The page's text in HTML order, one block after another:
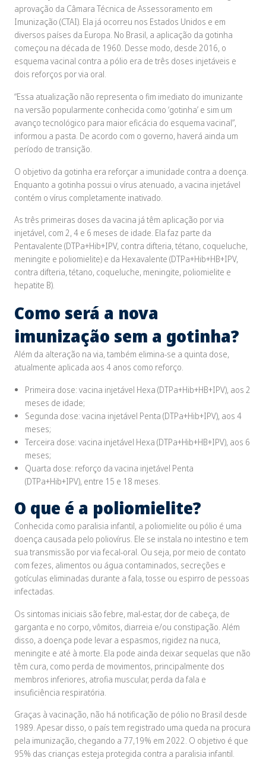
aprovação da Câmara Técnica de Assessoramento em
Imunização (CTAI). Ela já ocorreu nos Estados Unidos e em
diversos países da Europa. No Brasil, a aplicação da gotinha
começou na década de 1960. Desse modo, desde 2016, o
esquema vacinal contra a pólio era de três doses injetáveis e
dois reforços por via oral.
“Essa atualização não representa o fim imediato do imunizante
na versão popularmente conhecida como ‘gotinha’ e sim um
avanço tecnológico para maior eficácia do esquema vacinal”,
informou a pasta. De acordo com o governo, haverá ainda um
período de transição.
O objetivo da gotinha era reforçar a imunidade contra a doença.
Enquanto a gotinha possui o vírus atenuado, a vacina injetável
contém o vírus completamente inativado.
As três primeiras doses da vacina já têm aplicação por via
injetável, com 2, 4 e 6 meses de idade. Ela faz parte da
Pentavalente (DTPa+Hib+IPV, contra difteria, tétano, coqueluche,
meningite e poliomielite) e da Hexavalente (DTPa+Hib+HB+IPV,
contra difteria, tétano, coqueluche, meningite, poliomielite e
hepatite B).
Como será a nova
imunização sem a gotinha?
Além da alteração na via, também elimina-se a quinta dose,
atualmente aplicada aos 4 anos como reforço.
Primeira dose: vacina injetável Hexa (DTPa+Hib+HB+IPV), aos 2
meses de idade;
Segunda dose: vacina injetável Penta (DTPa+Hib+IPV), aos 4
meses;
Terceira dose: vacina injetável Hexa (DTPa+Hib+HB+IPV), aos 6
meses;
Quarta dose: reforço da vacina injetável Penta
(DTPa+Hib+IPV), entre 15 e 18 meses.
O que é a poliomielite?
Conhecida como paralisia infantil, a poliomielite ou pólio é uma
doença causada pelo poliovírus. Ele se instala no intestino e tem
sua transmissão por via fecal-oral. Ou seja, por meio de contato
com fezes, alimentos ou água contaminados, secreções e
gotículas eliminadas durante a fala, tosse ou espirro de pessoas
infectadas.
Os sintomas iniciais são febre, mal-estar, dor de cabeça, de
garganta e no corpo, vômitos, diarreia e/ou constipação. Além
disso, a doença pode levar a espasmos, rigidez na nuca,
meningite e até à morte. Ela pode ainda deixar sequelas que não
têm cura, como perda de movimentos, principalmente dos
membros inferiores, atrofia muscular, perda da fala e
insuficiência respiratória.
Graças à vacinação, não há notificação de pólio no Brasil desde
1989. Apesar disso, o país tem registrado uma queda na procura
pela imunização, chegando a 77,19% em 2022. O objetivo é que
95% das crianças esteja protegida contra a paralisia infantil.